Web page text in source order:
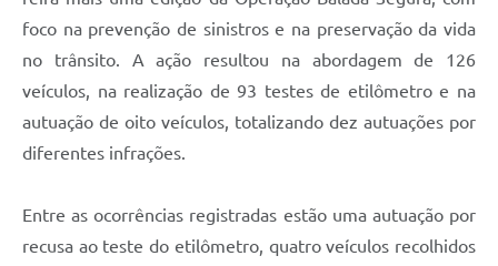
Vigilância Sanitária
COPIR - Coordenadoria de Promoção de Igualdade Racial
Galeria de Fotos
Obras
foco na prevenção de sinistros e na preservação da vida
no trânsito. A ação resultou na abordagem de 126
veículos, na realização de 93 testes de etilômetro e na
autuação de oito veículos, totalizando dez autuações por
diferentes infrações.
Entre as ocorrências registradas estão uma autuação por
recusa ao teste do etilômetro, quatro veículos recolhidos